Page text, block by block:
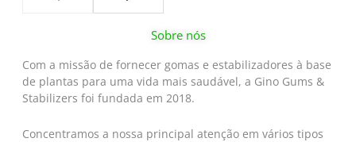
Sobre nós
Com a missão de fornecer gomas e estabilizadores à base
de plantas para uma vida mais saudável, a Gino Gums &
Stabilizers foi fundada em 2018.
Concentramos a nossa principal atenção em vários tipos